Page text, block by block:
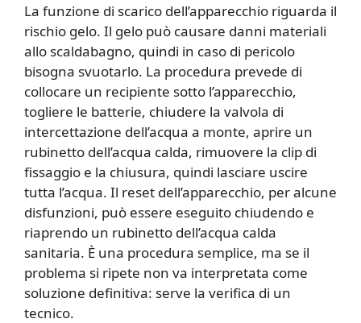
La funzione di scarico dell’apparecchio riguarda il
rischio gelo. Il gelo può causare danni materiali
allo scaldabagno, quindi in caso di pericolo
bisogna svuotarlo. La procedura prevede di
collocare un recipiente sotto l’apparecchio,
togliere le batterie, chiudere la valvola di
intercettazione dell’acqua a monte, aprire un
rubinetto dell’acqua calda, rimuovere la clip di
fissaggio e la chiusura, quindi lasciare uscire
tutta l’acqua. Il reset dell’apparecchio, per alcune
disfunzioni, può essere eseguito chiudendo e
riaprendo un rubinetto dell’acqua calda
sanitaria. È una procedura semplice, ma se il
problema si ripete non va interpretata come
soluzione definitiva: serve la verifica di un
tecnico.